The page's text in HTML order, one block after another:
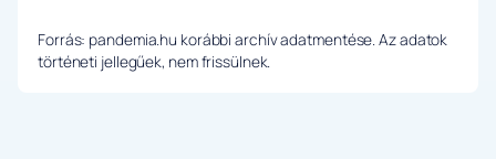
Forrás: pandemia.hu korábbi archív adatmentése. Az adatok
történeti jellegűek, nem frissülnek.